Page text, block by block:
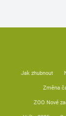
Jak zhubnout
Změna
ZOO Nové